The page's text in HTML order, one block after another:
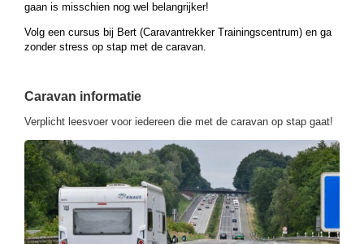
gaan is misschien nog wel belangrijker!
Volg een cursus bij Bert (Caravantrekker Trainingscentrum) en ga
zonder stress op stap met de caravan.
Caravan informatie
Verplicht leesvoer voor iedereen die met de caravan op stap gaat!